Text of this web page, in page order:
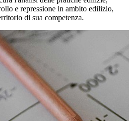
e repressione in ambito edilizio,
di sua competenza.